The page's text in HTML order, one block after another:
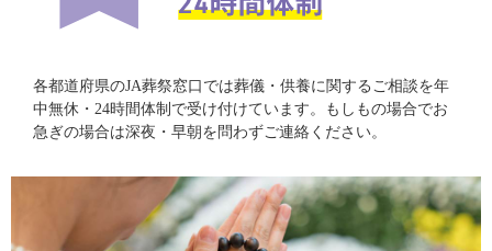
各都道府県のJA葬祭窓口では葬儀・供養に関するご相談を年
中無休・24時間体制で受け付けています。もしもの場合でお
急ぎの場合は深夜・早朝を問わずご連絡ください。